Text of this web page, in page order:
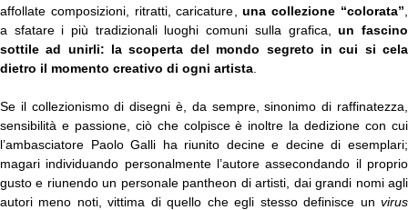
affollate composizioni, ritratti, caricature,una collezione “colorata”
a sfatare i più tradizionali luoghi comuni sulla grafica,
un fascino
sottile ad unirli: la scoperta del mondo segreto in cui si cela
dietro il momento creativo di ogni artista
Se il collezionismo di disegni è, da sempre, sinonimo di raffinatezza,
sensibilità e passione, ciò che colpisce è inoltre la dedizione con cui
l’ambasciatore Paolo Galli ha riunito decine e decine di esemplari;
magari individuando personalmente l’autore assecondando il proprio
gusto e riunendo un personale pantheon di artisti, dai grandi nomi agli
autori meno noti, vittima di quello che egli stesso definisce un virus